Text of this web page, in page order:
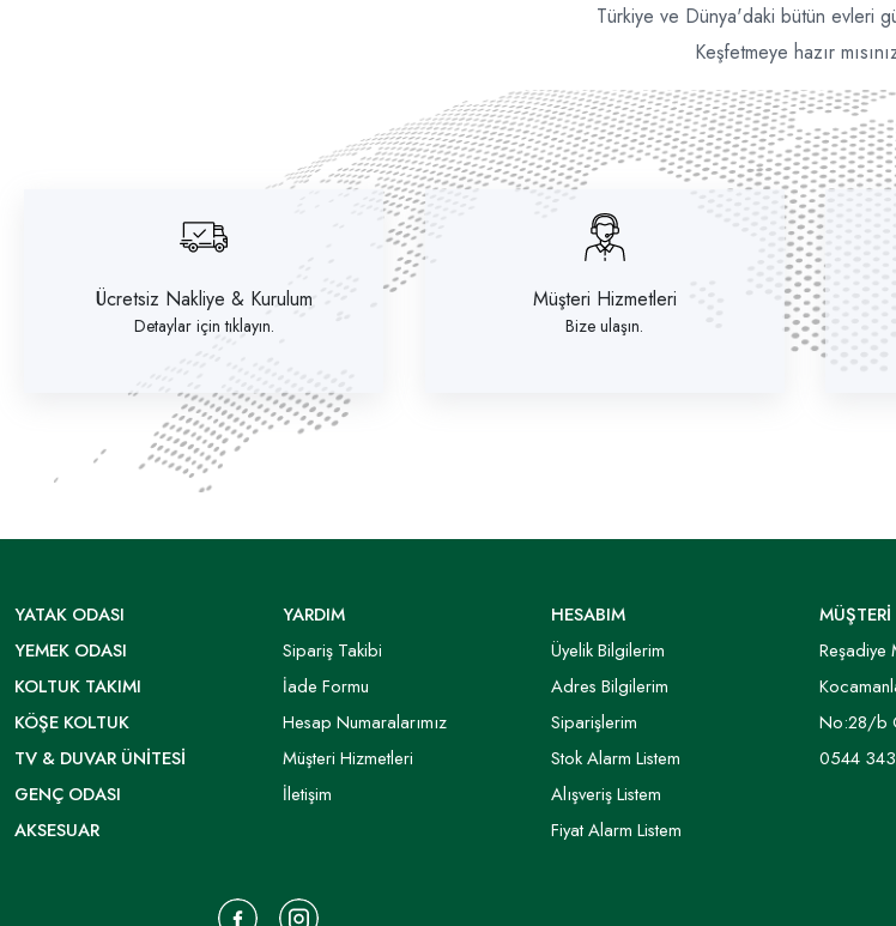
Türkiye ve Dünya'daki bütün evleri
Keşfetmeye hazır
Ücretsiz Nakliye & Kurulum
Detaylar için tıklayın.
Müşteri Hizmetleri
Bize ulaşın.
YATAK ODASI
YEMEK ODASI
KOLTUK TAKIMI
KÖŞE KOLTUK
TV & DUVAR ÜNITESI
GENÇ ODASI
AKSESUAR
YARDIM
Sipariş Takibi
İade Formu
Hesap Numaralarımız
Müşteri Hizmetleri
İletişim
HESABIM
Üyelik Bilgilerim
Adres Bilgilerim
Siparişlerim
Stok Alarm Listem
Alışveriş Listem
Fiyat Alarm Listem
Reşadiye
No:28/b
0544